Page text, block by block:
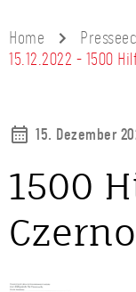
Home
15.12.2022 - 1500
15. Dezember
1500